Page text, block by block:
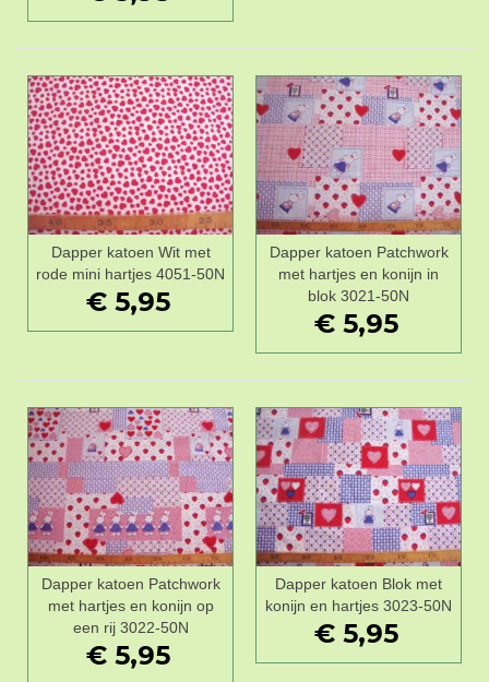
Dapper katoen Wit met
rode mini hartjes 4051-50N
€ 5,95
Dapper katoen Patchwork
met hartjes en konijn in
blok 3021-50N
€ 5,95
Dapper katoen Patchwork
met hartjes en konijn op
een rij 3022-50N
€ 5,95
Dapper katoen Blok met
konijn en hartjes 3023-50N
€ 5,95